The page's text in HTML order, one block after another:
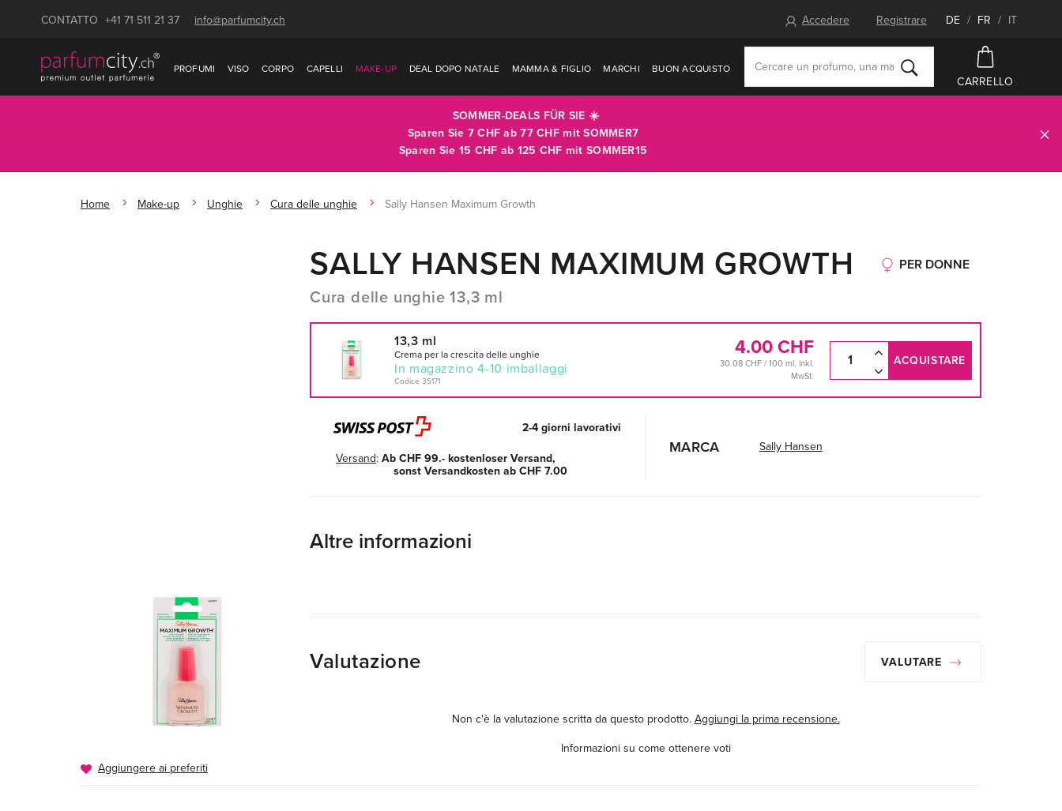
CONTATTO +41 71 511 21 37 info@parfumcity.ch Accedere Registrare DE / FR / IT
PROFUMI VISO CORPO CAPELLI MAKE-UP DEAL DOPO NATALE MAMMA & FIGLIO MARCHI BUON ACQUISTO
CARRELLO
SOMMER-DEALS FÜR SIE ☀️
Sparen Sie 7 CHF ab 77 CHF mitSOMMER7
Sparen Sie 15 CHF ab 125 CHF mit SOMMER15
Home Make-up Unghie Cura delle unghie Sally Hansen Maximum Growth
Aggiungere ai preferiti
PER DONNE
SALLY HANSEN MAXIMUM GROWTH
Cura delle unghie 13,3 ml
13,3 ml
Crema per la crescita delle unghie
In magazzino 4-10 imballaggi
Codice 35171
4.00 CHF
30.08 CHF / 100 ml, inkl.
MwSt.
ACQUISTARE
2-4 giorni lavorativi
Versand: Ab CHF 99.- kostenloser Versand,
sonst Versandkosten ab CHF 7.00
MARCA Sally Hansen
Altre informazioni
Valutazione VALUTARE
Non c'è la valutazione scritta da questo prodotto. Aggiungi la prima recensione.
Informazioni su come ottenere voti